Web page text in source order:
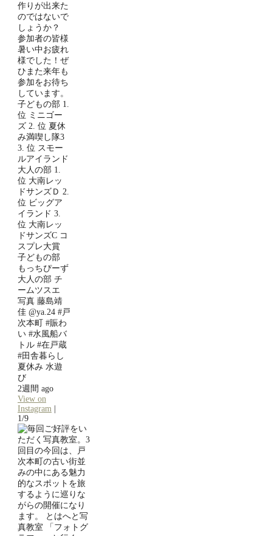
作りが出来た
のではないで
しょうか？
参加者の皆様
暑い中お疲れ
様でした！ぜ
ひまた来年も
参加をお待ち
しています。
子どもの部 1.
位 ミニゴー
ズ 2. 位 夏休
み満喫し隊3
3. 位 スモー
ルアイランド
大人の部 1.
位 大南レッ
ドサンズＤ 2.
位 ビッグア
イランド 3.
位 大南レッ
ドサンズC コ
スプレ大賞
子どもの部
もっちぴーず
大人の部 チ
ームツスエ
写真 藤島靖
佳 @ya.24 #戸
次本町 #賑わ
い #水風船バ
トル #在戸蔵
#田舎暮らし
夏休み 水遊
び
2週間 ago
View on
Instagram
1/9